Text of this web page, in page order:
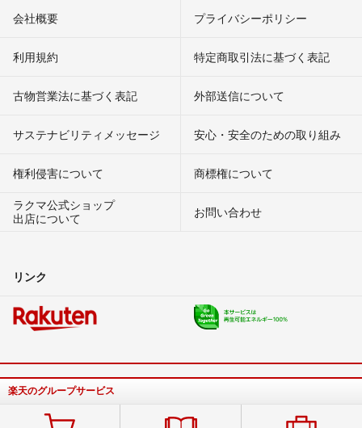
会社概要 プライバシーポリシー
利用規約 特定商取引法に基づく表記
古物営業法に基づく表記 外部送信について
サステナビリティメッセージ 安心・安全のための取り組み
権利侵害について
商標権について
ラクマ公式ショップ
出店について
お問い合わせ
リンク
楽天のグループサービス